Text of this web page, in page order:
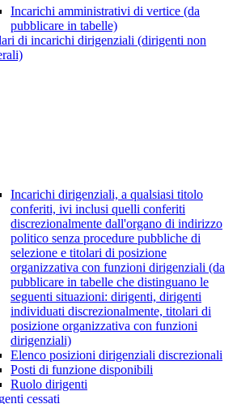
Incarichi amministrativi di vertice (da
pubblicare in tabelle)
di incarichi dirigenziali (dirigenti non
Incarichi dirigenziali, a qualsiasi titolo
conferiti, ivi inclusi quelli conferiti
discrezionalmente dall'organo di indirizzo
politico senza procedure pubbliche di
selezione e titolari di posizione
organizzativa con funzioni dirigenziali (da
pubblicare in tabelle che distinguano le
seguenti situazioni: dirigenti, dirigenti
individuati discrezionalmente, titolari di
posizione organizzativa con funzioni
dirigenziali)
Elenco posizioni dirigenziali discrezionali
Posti di funzione disponibili
Ruolo dirigenti
cessati